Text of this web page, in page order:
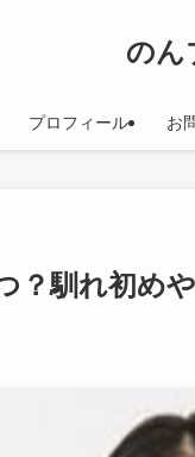
のん
プロフィール お
？馴れ初め